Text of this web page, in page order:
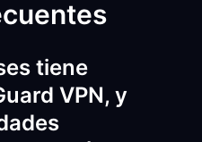
tiene
VPN, y